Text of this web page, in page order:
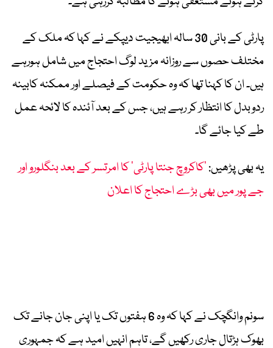
پارٹی کے بانی 30 سالہ ابھیجیت دیپکے نے کہا کہ ملک کے
مختلف حصوں سے روزانہ مزید لوگ احتجاج میں شامل ہورہے
ہیں۔ ان کا کہنا تھا کہ وہ حکومت کے فیصلے اور ممکنہ کابینہ
ردوبدل کا انتظار کر رہے ہیں، جس کے بعد آئندہ کا لائحہ عمل
طے کیا جائے گا۔
یہ بھی پڑھیں:’کاکروچ جنتا پارٹی‘ کا امرتسر کے بعد بنگلورو اور
جے پور میں بھی بڑے احتجاج کا اعلان
سونم وانگچک نے کہا کہ وہ 6 ہفتوں تک یا اپنی جان جانے تک
بھوک ہڑتال جاری رکھیں گے، تاہم انہیں امید ہے کہ جمہوری